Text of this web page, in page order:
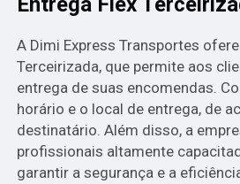
A Dimi Express Transportes
Terceirizada, que permite aos
entrega de suas encomendas.
horário e o local de entrega, de
destinatário. Além disso, a
profissionais altamente
garantir a segurança e a